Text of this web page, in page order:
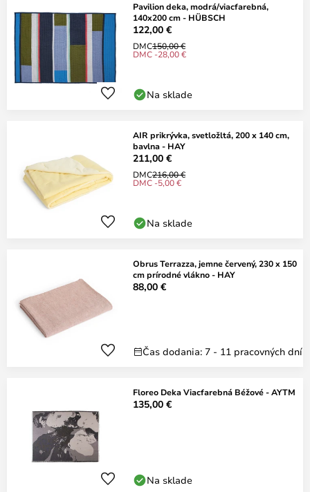
Pavilion deka, modrá/viacfarebná,
140x200 cm - HÜBSCH
122,00 €
DMC150,00 €
DMC -28,00 €
Na sklade
AIR prikrývka, svetložltá, 200 x 140 cm,
bavlna - HAY
211,00 €
DMC216,00 €
DMC -5,00 €
Na sklade
Obrus Terrazza, jemne červený, 230 x 150
cm prírodné vlákno - HAY
88,00 €
Čas dodania: 7 - 11 pracovných dní
Floreo Deka Viacfarebná Béžové - AYTM
135,00 €
Na sklade